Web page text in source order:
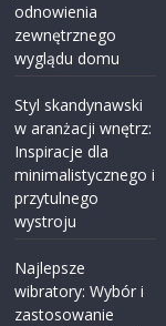
odnowienia
zewnętrznego
wyglądu domu
Styl skandynawski
w aranżacji wnętrz:
Inspiracje dla
minimalistycznego i
przytulnego
wystroju
Najlepsze
wibratory: Wybór i
zastosowanie